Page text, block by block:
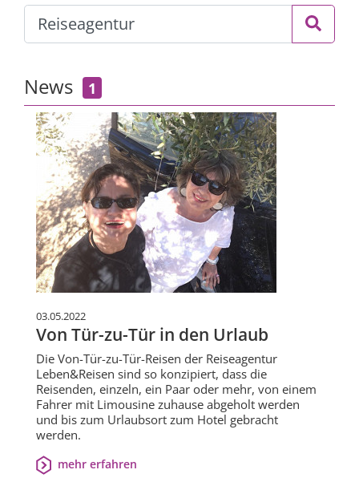
News 1
03.05.2022
Von Tür-zu-Tür in den Urlaub
Die Von-Tür-zu-Tür-Reisen der Reiseagentur
Leben&Reisen sind so konzipiert, dass die
Reisenden, einzeln, ein Paar oder mehr, von einem
Fahrer mit Limousine zuhause abgeholt werden
und bis zum Urlaubsort zum Hotel gebracht
werden.
mehr erfahren